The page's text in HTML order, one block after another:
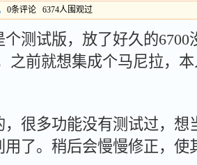
0条评论 6374人围观过
测试版，放了好久的
之前就想集成个马尼拉，
，很多功能没有测试过，
用了。稍后会慢慢修正，使